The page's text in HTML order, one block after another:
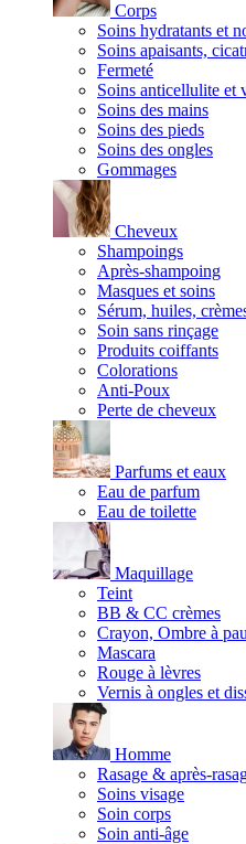
Corps
Soins hydratants et
Soins apaisants,
Fermeté
Soins anticellulite et
Soins des mains
Soins des pieds
Soins des ongles
Gommages
Cheveux
Shampoings
Après-shampoing
Masques et soins
Sérum, huiles,
Soin sans rinçage
Produits coiffants
Colorations
Anti-Poux
Perte de cheveux
Parfums et eaux
Eau de parfum
Eau de toilette
Maquillage
Teint
BB & CC crèmes
Crayon, Ombre à
Mascara
Rouge à lèvres
Vernis à ongles et
Homme
Rasage & après-
Soins visage
Soin corps
Soin anti-âge